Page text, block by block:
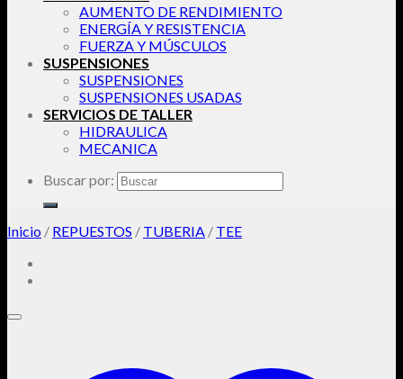
AUMENTO DE RENDIMIENTO
ENERGÍA Y RESISTENCIA
FUERZA Y MÚSCULOS
SUSPENSIONES
SUSPENSIONES
SUSPENSIONES USADAS
SERVICIOS DE TALLER
HIDRAULICA
MECANICA
Buscar por:
Inicio / REPUESTOS / TUBERIA / TEE